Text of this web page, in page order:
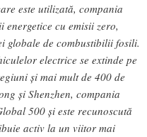
este utilizată, compania
cu emisii zero,
globale de combustibilii fosili.
electrice se extinde pe
și mai mult de 400 de
și Shenzhen, compania
500 și este recunoscută
activ la un viitor mai